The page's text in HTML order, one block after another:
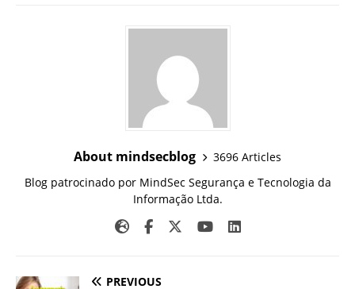
About mindsecblog
3696 Articles
Blog patrocinado por MindSec Segurança e Tecnologia da
Informação Ltda.
PREVIOUS